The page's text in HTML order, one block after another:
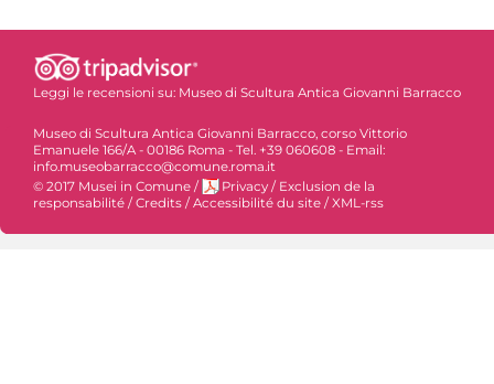
Leggi le recensioni su: Museo di Scultura Antica Giovanni Barracco
Museo di Scultura Antica Giovanni Barracco, corso Vittorio
Emanuele 166/A - 00186 Roma - Tel. +39 060608 - Email:
info.museobarracco@comune.roma.it
© 2017 Musei in Comune / Privacy / Exclusion de la
responsabilité / Credits / Accessibilité du site / XML-rss